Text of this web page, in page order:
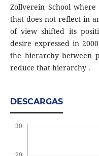
Zollverein School
that does not reflect in
of view shifted its
desire expressed in
the hierarchy between
reduce that hierarchy .
DESCARGAS